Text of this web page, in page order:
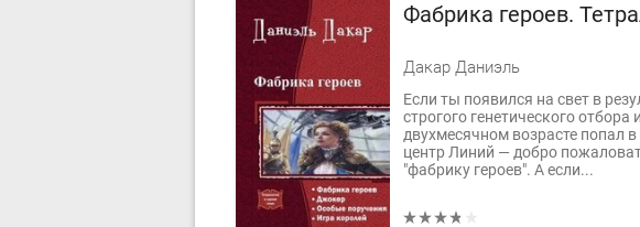
Фабрика героев.
Дакар Даниэль
Если ты появился на свет в
строгого генетического отбора
двухмесячном возрасте попал
центр Линий — добро
"фабрику героев". А если...